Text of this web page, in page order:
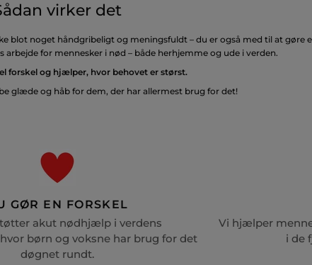
virker det
blot noget håndgribeligt og meningsfuldt – du er også med til at gøre
for mennesker i nød – både herhjemme og ude i verden.
forskel og hjælper, hvor behovet er størst.
glæde og håb for dem, der har allermest brug for det!
GØR EN FORSKEL
akut nødhjælp i verdens
børn og voksne har brug for det
døgnet rundt.
Vi hjælper
i de